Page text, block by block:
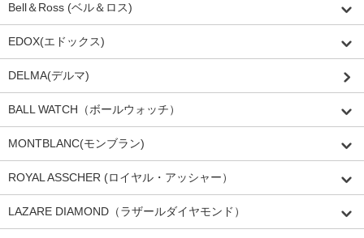
Bell＆Ross (ベル＆ロス)
EDOX(エドックス)
DELMA(デルマ)
BALL WATCH（ボールウォッチ）
MONTBLANC(モンブラン)
ROYAL ASSCHER (ロイヤル・アッシャー）
LAZARE DIAMOND（ラザールダイヤモンド）